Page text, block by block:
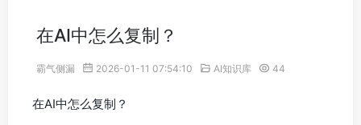
在AI中怎么复制？
霸气侧漏 2026-01-11 07:54:10 AI知识库 44
在AI中怎么复制？